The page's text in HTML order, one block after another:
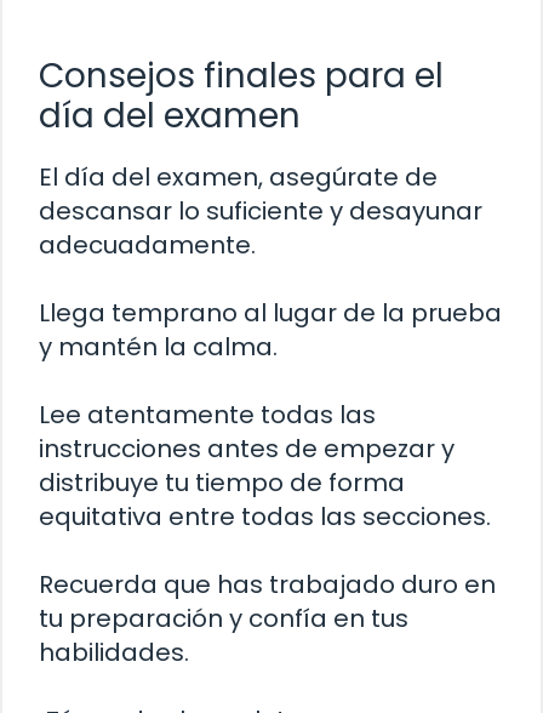
Consejos finales para el
día del examen
El día del examen, asegúrate de
descansar lo suficiente y desayunar
adecuadamente.
Llega temprano al lugar de la prueba
y mantén la calma.
Lee atentamente todas las
instrucciones antes de empezar y
distribuye tu tiempo de forma
equitativa entre todas las secciones.
Recuerda que has trabajado duro en
tu preparación y confía en tus
habilidades.